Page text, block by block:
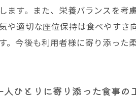
ます。また、栄養バランスを考
や適切な座位保持は食べやすさ
。今後も利用者様に寄り添った
人ひとりに寄り添った食事の